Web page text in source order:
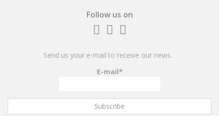
Follow us on
Send us your e-mail to receive our news.
E-mail*